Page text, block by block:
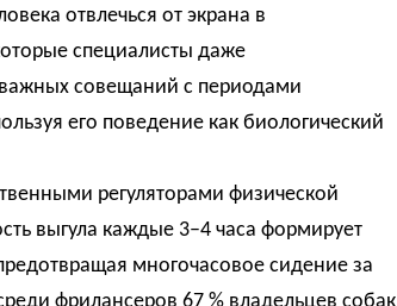
отвлечься от экрана в
специалисты даже
совещаний с периодами
его поведение как биологический
регуляторами физической
выгула каждые 3–4 часа формирует
многочасовое сидение за